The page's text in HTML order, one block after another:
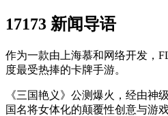
17173 新闻导语
作为一款由上海慕和网络开发，
度最受热捧的卡牌手游。
《三国艳义》公测爆火，经由
国名将女体化的颠覆性创意与游